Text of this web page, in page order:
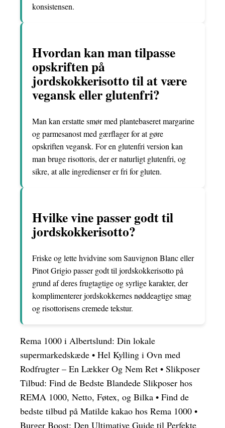
konsistensen.
Hvordan kan man tilpasse
opskriften på
jordskokkerisotto til at være
vegansk eller glutenfri?
Man kan erstatte smør med plantebaseret margarine
og parmesanost med gærflager for at gøre
opskriften vegansk. For en glutenfri version kan
man bruge risottoris, der er naturligt glutenfri, og
sikre, at alle ingredienser er fri for gluten.
Hvilke vine passer godt til
jordskokkerisotto?
Friske og lette hvidvine som Sauvignon Blanc eller
Pinot Grigio passer godt til jordskokkerisotto på
grund af deres frugtagtige og syrlige karakter, der
komplimenterer jordskokkernes nøddeagtige smag
og risottorisens cremede tekstur.
Rema 1000 i Albertslund: Din lokale
supermarkedskæde • Hel Kylling i Ovn med
Rodfrugter – En Lækker Og Nem Ret • Slikposer
Tilbud: Find de Bedste Blandede Slikposer hos
REMA 1000, Netto, Føtex, og Bilka • Find de
bedste tilbud på Matilde kakao hos Rema 1000 •
Burger Boost: Den Ultimative Guide til Perfekte